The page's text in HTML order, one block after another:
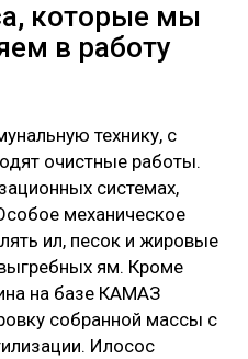
которые мы
в работу
технику, с
очистные работы.
системах,
механическое
ил, песок и жировые
ям. Кроме
на базе КАМАЗ
собранной массы с
Илосос